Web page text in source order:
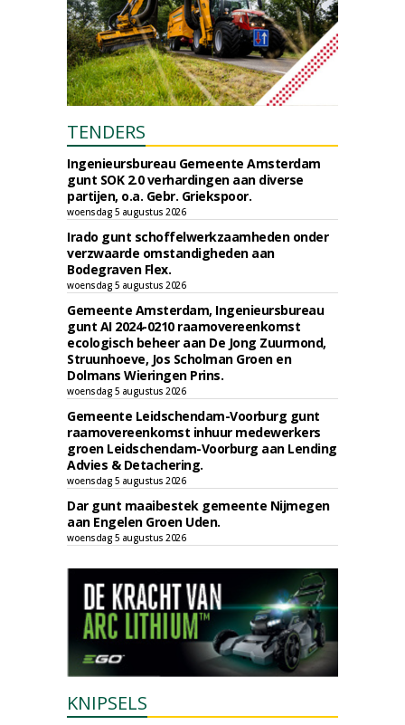
TENDERS
Ingenieursbureau Gemeente Amsterdam
gunt SOK 2.0 verhardingen aan diverse
partijen, o.a. Gebr. Griekspoor.
woensdag 5 augustus 2026
Irado gunt schoffelwerkzaamheden onder
verzwaarde omstandigheden aan
Bodegraven Flex.
woensdag 5 augustus 2026
Gemeente Amsterdam, Ingenieursbureau
gunt AI 2024-0210 raamovereenkomst
ecologisch beheer aan De Jong Zuurmond,
Struunhoeve, Jos Scholman Groen en
Dolmans Wieringen Prins.
woensdag 5 augustus 2026
Gemeente Leidschendam-Voorburg gunt
raamovereenkomst inhuur medewerkers
groen Leidschendam-Voorburg aan Lending
Advies & Detachering.
woensdag 5 augustus 2026
Dar gunt maaibestek gemeente Nijmegen
aan Engelen Groen Uden.
woensdag 5 augustus 2026
KNIPSELS